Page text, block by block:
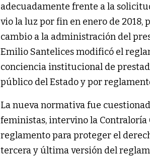
adecuadamente frente a la
vio la luz por fin en enero de 2018,
cambio a la administración del
Emilio Santelices modificó el
conciencia institucional de
público del Estado y por
La nueva normativa fue
feministas, intervino la Contraloría
reglamento para proteger el
tercera y última versión del